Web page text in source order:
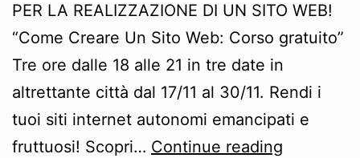
PER LA REALIZZAZIONE DI UN SITO WEB!
“Come Creare Un Sito Web: Corso gratuito”
Tre ore dalle 18 alle 21 in tre date in
altrettante città dal 17/11 al 30/11. Rendi i
tuoi siti internet autonomi emancipati e
fruttuosi! Scopri… Continue reading